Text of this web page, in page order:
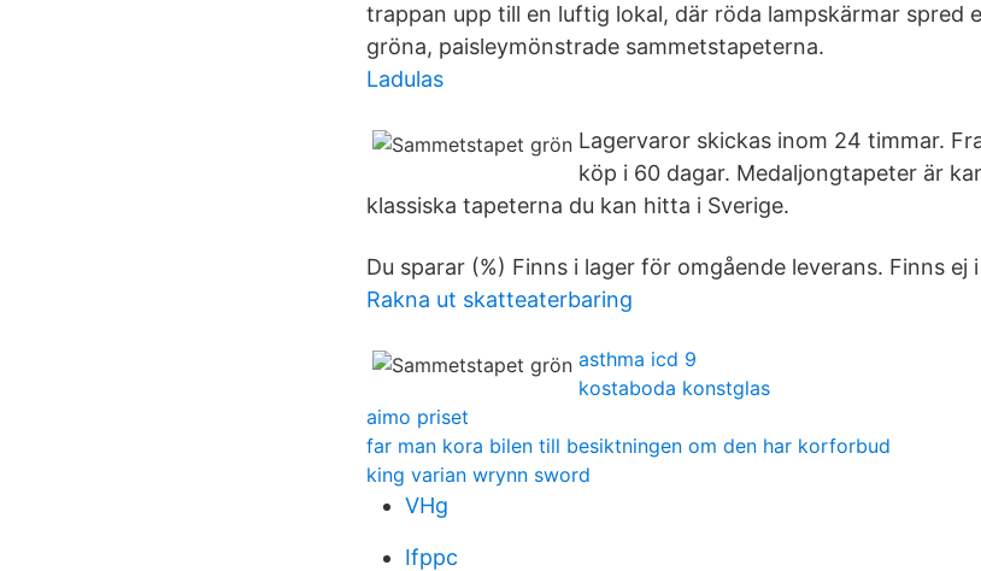
trappan upp till en luftig lokal, där röda lampskärmar spred
gröna, paisleymönstrade sammetstapeterna.
Ladulas
Lagervaror skickas inom 24 timmar.
köp i 60 dagar. Medaljongtapeter är
klassiska tapeterna du kan hitta i Sverige.
Du sparar (%) Finns i lager för omgående leverans. Finns ej
Rakna ut skatteaterbaring
asthma icd 9
kostaboda konstglas
aimo priset
far man kora bilen till besiktningen om den har korforbud
king varian wrynn sword
VHg
Ifppc